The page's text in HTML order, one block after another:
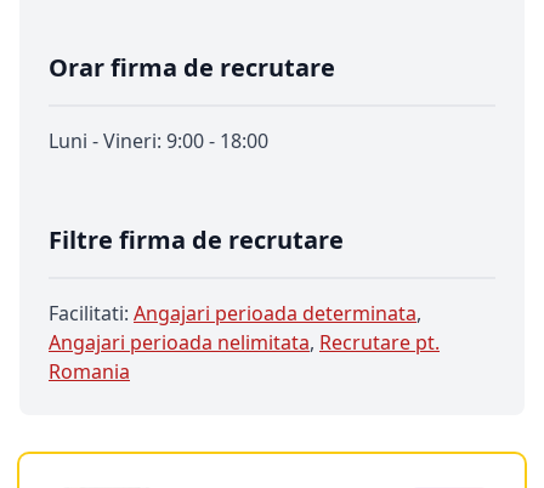
Orar firma de recrutare
Luni - Vineri: 9:00 - 18:00
Filtre firma de recrutare
Facilitati: Angajari perioada determinata,
Angajari perioada nelimitata, Recrutare pt.
Romania